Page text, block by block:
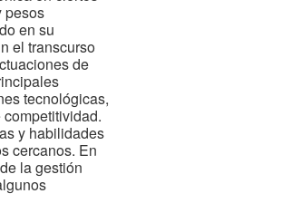
pesos
en su
el transcurso
de
tecnológicas,
y habilidades
cercanos. En
la gestión